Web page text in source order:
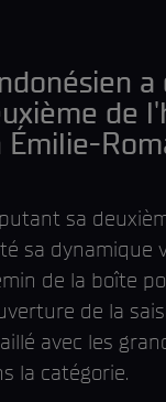
de
Émilie-
sa
sa dynamique
de la boîte
de la
avec les
la catégorie.